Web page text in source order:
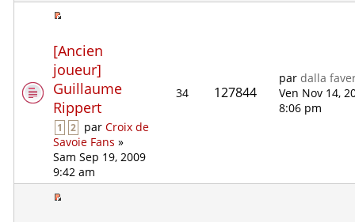
[Ancien
joueur]
Guillaume
Rippert
1 2 parCroix de
Savoie Fans »
Sam Sep 19, 2009
9:42 am
34 127844
pardalla
Ven Nov 14,
8:06 pm